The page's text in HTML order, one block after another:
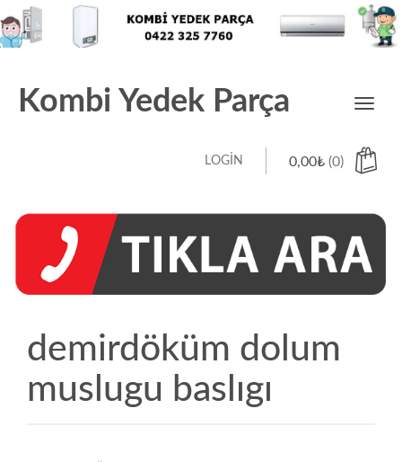
Kombi Yedek Parça
Toggle
0,00₺ (0)
LOGIN
demirdöküm dolum
muslugu baslıgı